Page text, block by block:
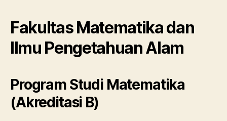
Fakultas Matematika dan
Ilmu Pengetahuan Alam
Program Studi Matematika
(Akreditasi B)